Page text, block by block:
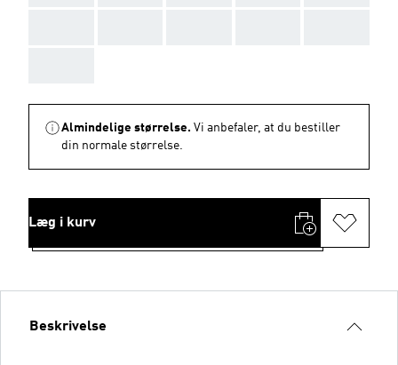
Almindelige størrelse. Vi anbefaler, at du bestiller
din normale størrelse.
Læg i kurv
Beskrivelse